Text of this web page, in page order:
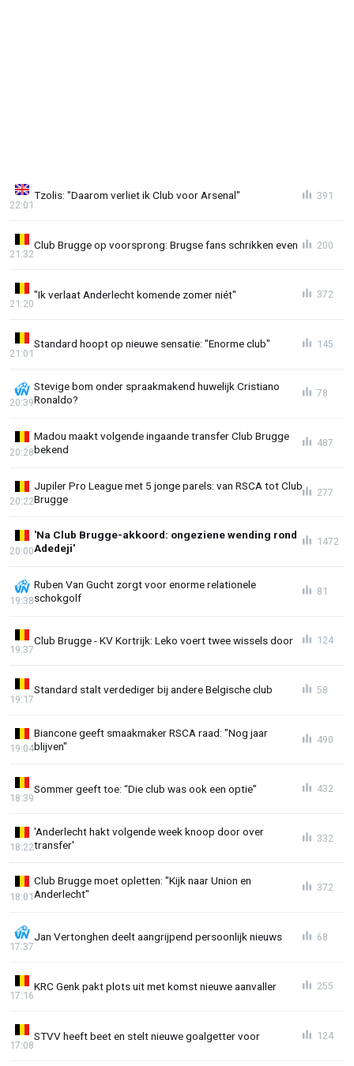
Tzolis: "Daarom verliet ik Club voor Arsenal"
22:01
391
Club Brugge op voorsprong: Brugse fans schrikken even
21:32
200
"Ik verlaat Anderlecht komende zomer niét"
21:20
372
Standard hoopt op nieuwe sensatie: "Enorme club"
21:01
145
Stevige bom onder spraakmakend huwelijk Cristiano
Ronaldo?
20:39
78
Madou maakt volgende ingaande transfer Club Brugge
bekend
20:28
487
Jupiler Pro League met 5 jonge parels: van RSCA tot Club
Brugge
20:22
277
'Na Club Brugge-akkoord: ongeziene wending rond
Adedeji'
20:00
1472
Ruben Van Gucht zorgt voor enorme relationele
schokgolf
19:38
81
Club Brugge - KV Kortrijk: Leko voert twee wissels door
19:37
124
Standard stalt verdediger bij andere Belgische club
19:17
58
Biancone geeft smaakmaker RSCA raad: "Nog jaar
blijven"
19:04
490
Sommer geeft toe: “Die club was ook een optie”
18:39
432
'Anderlecht hakt volgende week knoop door over
transfer'
18:22
332
Club Brugge moet opletten: "Kijk naar Union en
Anderlecht"
18:01
372
Jan Vertonghen deelt aangrijpend persoonlijk nieuws
17:37
68
KRC Genk pakt plots uit met komst nieuwe aanvaller
17:16
255
STVV heeft beet en stelt nieuwe goalgetter voor
17:08
124